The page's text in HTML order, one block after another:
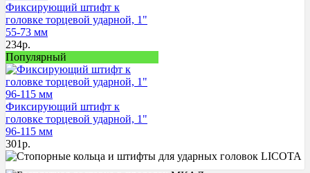
Фиксирующий штифт к
головке торцевой ударной, 1"
55-73 мм
234р.
Популярный
Фиксирующий штифт к
головке торцевой ударной, 1"
96-115 мм
301р.